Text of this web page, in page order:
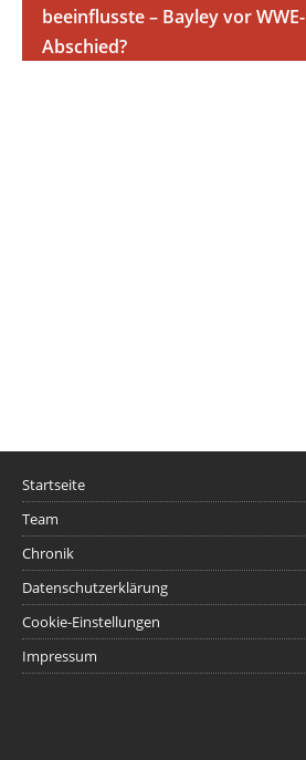
beeinflusste – Bayley vor WWE-
Abschied?
Startseite
Team
Chronik
Datenschutzerklärung
Cookie-Einstellungen
Impressum